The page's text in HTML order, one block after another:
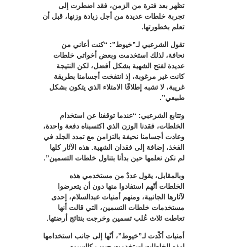
تظهر بعد فترة من الزمن، فقد اضطرت إلى
تجربة خلطات عديدة من أجل زيادة وزنها، قبل أن
تعلم بخطورتها.
تقول الشرعبي لـ”خيوط”: “كنت أعاني من
نحافة، لذلك استخدمت وبعض أخواتي خلطات
عديدة لفتح الشهية بشكل أفضل، لكن النتيجة
كانت غير مرغوبة، إذ انتفخت أجسامنا بطريقة
غريبة، لا تشبه إطلاقًا الامتلاء الذي يتكون بشكل
طبيعي”.
وتتابع الشرعبي: “عندما توقفنا عن استخدام
الخلطات، فقدنا الوزن الذي اكتسبناه دفعة واحدة،
وعادت أجسامنا نحيفة بالتزامن مع تمدد الجلد في
الفخذ، إضافة إلى فقدان الشهية. هذه الآثار كلها
لم نكن نعلمها حين بدأنا بتناول خلطات التسمين”.
وبالمقابل، يقول عددٌ من مستخدمي هذه
الخلطات أنّهم استفادوا منها دون أن يتعرضوا
لآثارها الجانبية، ومنهم أمنيات عبدالسلام، إحدى
مستخدمات خلطات التسمين، التي قالت أنها
تعاطت ثلاث عُلب تسمين وخرجت بنتائج أرضتها.
أمنيات أكّدت لـ”خيوط”، أنّها إلى جانب استخدامها